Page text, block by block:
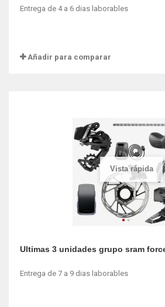
Entrega de 4 a 6 dias laborables
Añadir para comparar
Vista rápida
Ultimas 3 unidades grupo sram
Entrega de 7 a 9 dias laborables